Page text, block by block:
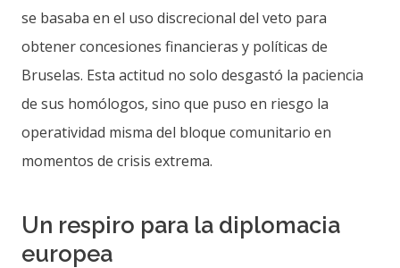
se basaba en el uso discrecional del veto para
obtener concesiones financieras y políticas de
Bruselas. Esta actitud no solo desgastó la paciencia
de sus homólogos, sino que puso en riesgo la
operatividad misma del bloque comunitario en
momentos de crisis extrema.
Un respiro para la diplomacia
europea